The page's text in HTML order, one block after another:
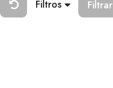
Filtros Filtrar